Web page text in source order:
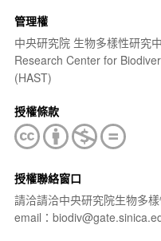
管理權
中央研究院 生物多樣性研究
Research Center for
(HAST)
授權條款
授權聯絡窗口
請洽請洽中央研究院生物多
email：